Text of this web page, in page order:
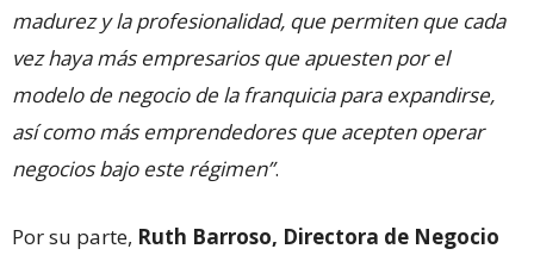
madurez y la profesionalidad, que permiten que cada
vez haya más empresarios que apuesten por el
modelo de negocio de la franquicia para expandirse,
así como más emprendedores que acepten operar
negocios bajo este régimen”.
Por su parte, Ruth Barroso, Directora de Negocio